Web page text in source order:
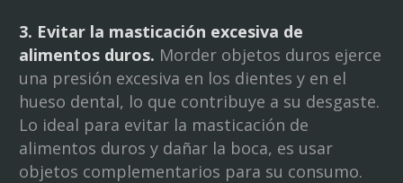
3. Evitar la masticación excesiva de
alimentos duros. Morder objetos duros ejerce
una presión excesiva en los dientes y en el
hueso dental, lo que contribuye a su desgaste.
Lo ideal para evitar la masticación de
alimentos duros y dañar la boca, es usar
objetos complementarios para su consumo.